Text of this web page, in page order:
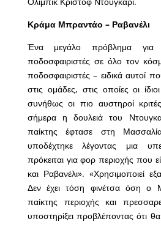
Κράμα Μπραντάο – Ραβανέλι
Ένα μεγάλο πρόβλημα για
ποδοσφαιριστές σε όλο τον
ποδοσφαιριστές – ειδικά αυτοί
στις ομάδες, στις οποίες οι
συνήθως οι πιο αυστηροί
σήμερα η δουλειά του
παίκτης έφτασε στη
υποδέχτηκε λέγοντας μια
πρόκειται για φορ περιοχής που
και Ραβανέλι». «Χρησιμοποιεί
Δεν έχει τόση φινέτσα όση ο
παίκτης περιοχής και
υποστηρίξει προβλέποντας ότι